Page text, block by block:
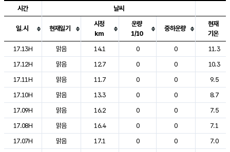
도시별 기상실황표로 지점, 날씨, 기온, 강수, 바람, 기압등을 안내한 표입
시간 날씨
일.시 현재일기
시정
km
운량
1/10
중하운량
현재
기온
17.13H
맑음 14.1 0 0
11.3
17.12H
맑음 12.7 0 0
10.3
17.11H
맑음 11.7 0 0
9.5
17.10H
맑음 13.3 0 0
8.7
17.09H
맑음 16.2 0 0
7.5
17.08H
맑음 16.4 0 0
7.1
17.07H
맑음 17.1 0 0
7.0